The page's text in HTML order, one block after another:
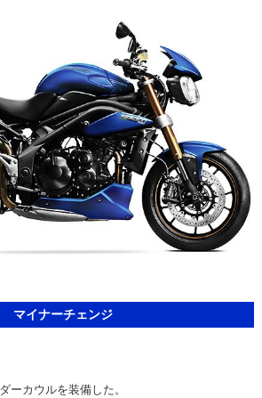
マイナーチェンジ
ーカウルを装備した。